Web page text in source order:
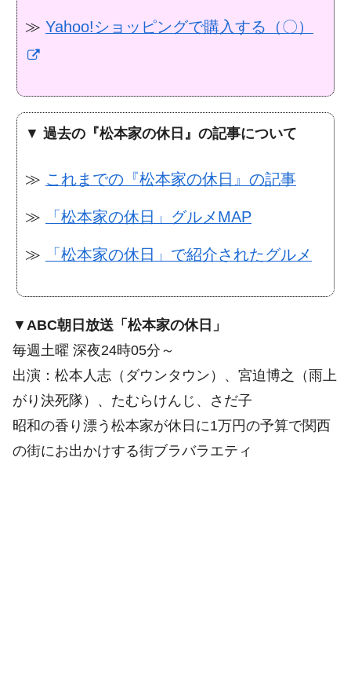
≫ Yahoo!ショッピングで購入する（〇）
▼ 過去の『松本家の休日』の記事について
≫ これまでの『松本家の休日』の記事
≫ 「松本家の休日」グルメMAP
≫ 「松本家の休日」で紹介されたグルメ
▼ ABC朝日放送「松本家の休日」
毎週土曜 深夜24時05分～
出演：松本人志（ダウンタウン）、宮迫博之（雨上
がり決死隊）、たむらけんじ、さだ子
昭和の香り漂う松本家が休日に1万円の予算で関西
の街にお出かけする街ブラバラエティ